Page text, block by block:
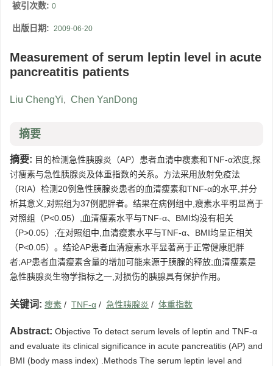
被引次数: 0
出版日期: 2009-06-20
Measurement of serum leptin level in acute
pancreatitis patients
Liu ChengYi, Chen YanDong
摘要
摘要: 目的检测急性胰腺炎（AP）患者血清中瘦素和TNF-α浓度,探
讨瘦素与急性胰腺炎及体重指数的关系。方法采用放射免疫法
（RIA）检测20例急性胰腺炎患者的血清瘦素和TNF-α的水平,并分
析其意义,对照组为37例肥胖者。结果在病例组中,瘦素水平明显高于
对照组（P<0.05）,血清瘦素水平与TNF-α、BMI均没有相关
（P>0.05）;在对照组中,血清瘦素水平与TNF-α、BMI均呈正相关
（P<0.05）。结论AP患者血清瘦素水平显著高于正常健康肥胖
者;AP患者血清瘦素含量的增加可能来源于胰腺的释放;血清瘦素是
急性胰腺炎生物学指标之一,对损伤的胰腺具有保护作用。
关键词: 瘦素 / TNF-α / 急性胰腺炎 / 体重指数
Abstract: Objective To detect serum levels of leptin and TNF-α
and evaluate its clinical significance in acute pancreatitis (AP) and
BMI (body mass index) .Methods The serum leptin level and